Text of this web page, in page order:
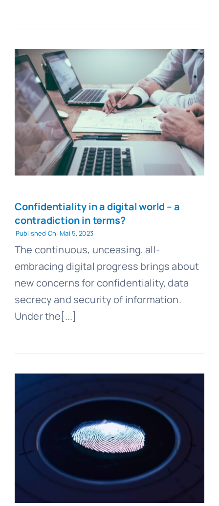
Confidentiality in a digital world – a
contradiction in terms?
Published On: Mai 5, 2023
The continuous, unceasing, all-
embracing digital progress brings about
new concerns for confidentiality, data
secrecy and security of information.
Under the[...]